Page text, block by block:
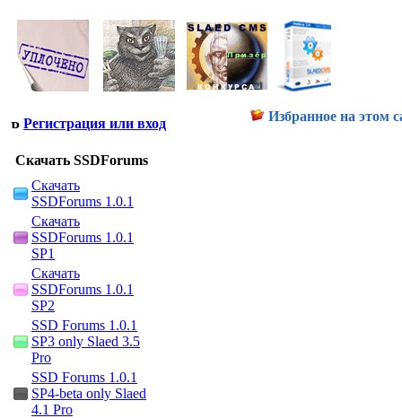
Регистрация или вход Избранное на этом
Скачать SSDForums
Скачать
SSDForums 1.0.1
Скачать
SSDForums 1.0.1
SP1
Скачать
SSDForums 1.0.1
SP2
SSD Forums 1.0.1
SP3 only Slaed 3.5
Pro
SSD Forums 1.0.1
SP4-beta only Slaed
4.1 Pro